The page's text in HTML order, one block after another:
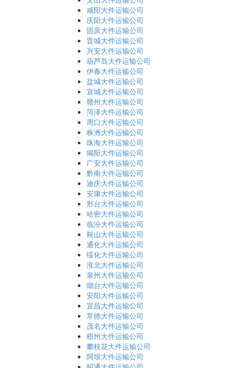
咸阳大件运输公司
庆阳大件运输公司
固原大件运输公司
晋城大件运输公司
兴安大件运输公司
葫芦岛大件运输公司
伊春大件运输公司
盐城大件运输公司
宣城大件运输公司
赣州大件运输公司
菏泽大件运输公司
周口大件运输公司
株洲大件运输公司
珠海大件运输公司
揭阳大件运输公司
广安大件运输公司
黔南大件运输公司
迪庆大件运输公司
安康大件运输公司
邢台大件运输公司
哈密大件运输公司
临汾大件运输公司
鞍山大件运输公司
通化大件运输公司
绥化大件运输公司
淮北大件运输公司
泉州大件运输公司
烟台大件运输公司
安阳大件运输公司
宜昌大件运输公司
常德大件运输公司
茂名大件运输公司
梧州大件运输公司
攀枝花大件运输公司
阿坝大件运输公司